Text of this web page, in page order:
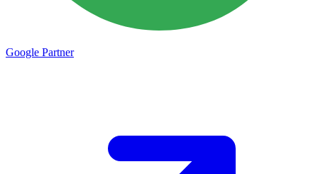
Google Partner